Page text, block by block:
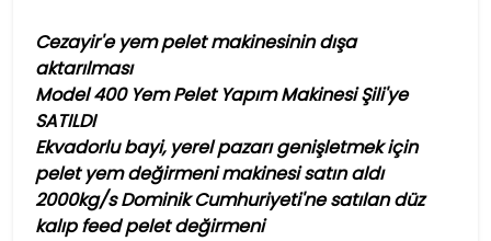
Cezayir'e yem pelet makinesinin dışa
aktarılması
Model 400 Yem Pelet Yapım Makinesi Şili'ye
SATILDI
Ekvadorlu bayi, yerel pazarı genişletmek için
pelet yem değirmeni makinesi satın aldı
2000kg/s Dominik Cumhuriyeti'ne satılan düz
kalıp feed pelet değirmeni